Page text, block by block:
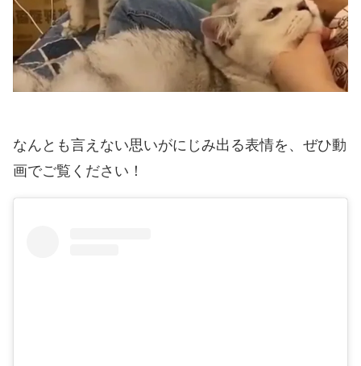
なんとも言えない思いがにじみ出る表情を、ぜひ動
画でご覧ください！